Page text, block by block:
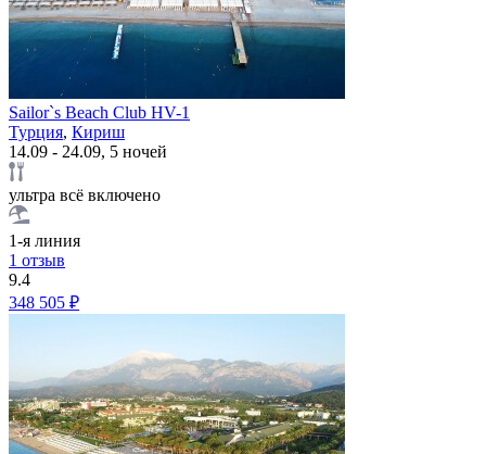
Sailor`s Beach Club HV-1
Турция, Кириш
14.09 - 24.09, 5 ночей
ультра всё включено
1-я линия
1 отзыв
9.4
348 505 ₽